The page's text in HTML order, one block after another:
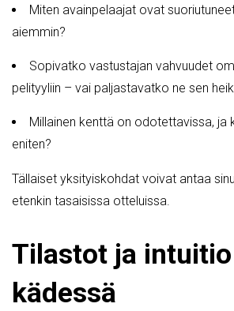
Miten avainpelaajat ovat
aiemmin?
Sopivatko vastustajan vahvuudet
pelityyliin – vai paljastavatko ne sen
Millainen kenttä on odotettavissa, ja
eniten?
Tällaiset yksityiskohdat voivat antaa
etenkin tasaisissa otteluissa.
Tilastot ja
kädessä